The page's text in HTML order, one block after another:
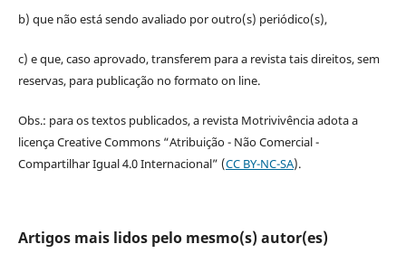
b) que não está sendo avaliado por outro(s) periódico(s),
c) e que, caso aprovado, transferem para a revista tais direitos, sem
reservas, para publicação no formato on line.
Obs.: para os textos publicados, a revista Motrivivência adota a
licença Creative Commons “Atribuição - Não Comercial -
Compartilhar Igual 4.0 Internacional” (CC BY-NC-SA).
Artigos mais lidos pelo mesmo(s) autor(es)